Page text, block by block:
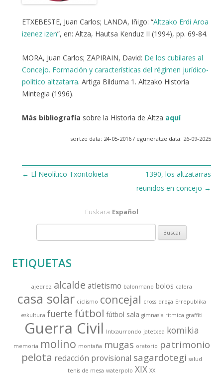
ETXEBESTE, Juan Carlos; LANDA, Iñigo: “Altzako Erdi Aroa
izenez izen”, en: Altza, Hautsa Kenduz II (1994), pp. 69-84.
MORA, Juan Carlos; ZAPIRAIN, David: De los cubilares al
Concejo. Formación y características del régimen jurídico-
político altzatarra. Artiga Bilduma 1. Altzako Historia
Mintegia (1996).
Más bibliografía sobre la Historia de Altza aquí
sortze data: 24-05-2016 / eguneratze data: 26-09-2025
entradas
← El Neolítico Txoritokieta
1390, los altzatarras
reunidos en concejo →
Euskara Español
cETIQUETAS
ajedrez alcalde atletismo balonmano bolos calera
casa solar ciclismo concejal cross droga Errepublika
eskultura fuerte fútbol fútbol sala gimnasia rítmica graffiti
Guerra Civil Intxaurrondo jatetxea komikia
memoria molino montaña mugas oratorio patrimonio
pelota redacción provisional sagardotegi salud
tenis de mesa waterpolo XIX XX